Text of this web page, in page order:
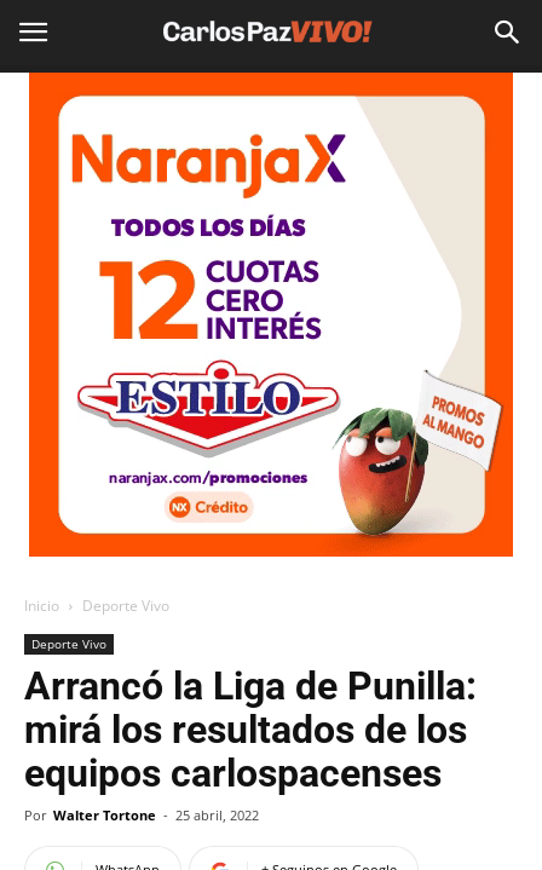
Inicio Deporte Vivo
Deporte Vivo
Arrancó la Liga de Punilla:
mirá los resultados de los
equipos carlospacenses
Por Walter Tortone - 25 abril, 2022